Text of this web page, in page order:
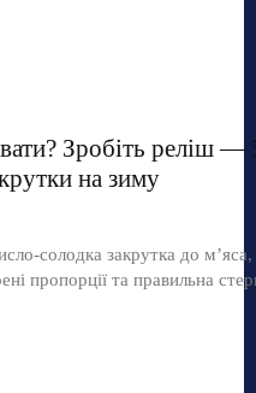
Зробіть реліш —
на зиму
солодка закрутка до м’яса,
пропорції та правильна